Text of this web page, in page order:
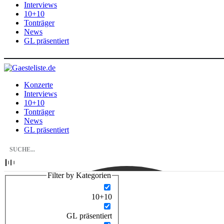
Interviews
10+10
Tonträger
News
GL präsentiert
Konzerte
Interviews
10+10
Tonträger
News
GL präsentiert
Filter by Kategorien
10+10
GL präsentiert